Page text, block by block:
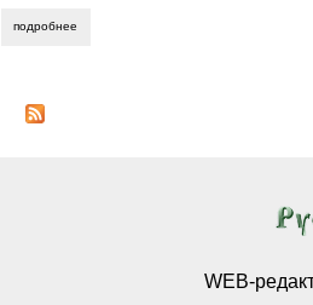
подробнее
WEB-